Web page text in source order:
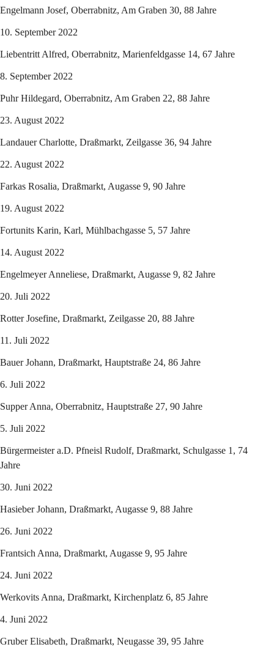
Engelmann Josef, Oberrabnitz, Am Graben 30, 88 Jahre
10. September 2022
Liebentritt Alfred, Oberrabnitz, Marienfeldgasse 14, 67 Jahre
8. September 2022
Puhr Hildegard, Oberrabnitz, Am Graben 22, 88 Jahre
23. August 2022
Landauer Charlotte, Draßmarkt, Zeilgasse 36, 94 Jahre
22. August 2022
Farkas Rosalia, Draßmarkt, Augasse 9, 90 Jahre
19. August 2022
Fortunits Karin, Karl, Mühlbachgasse 5, 57 Jahre
14. August 2022
Engelmeyer Anneliese, Draßmarkt, Augasse 9, 82 Jahre
20. Juli 2022
Rotter Josefine, Draßmarkt, Zeilgasse 20, 88 Jahre
11. Juli 2022
Bauer Johann, Draßmarkt, Hauptstraße 24, 86 Jahre
6. Juli 2022
Supper Anna, Oberrabnitz, Hauptstraße 27, 90 Jahre
5. Juli 2022
Bürgermeister a.D. Pfneisl Rudolf, Draßmarkt, Schulgasse 1, 74
Jahre
30. Juni 2022
Hasieber Johann, Draßmarkt, Augasse 9, 88 Jahre
26. Juni 2022
Frantsich Anna, Draßmarkt, Augasse 9, 95 Jahre
24. Juni 2022
Werkovits Anna, Draßmarkt, Kirchenplatz 6, 85 Jahre
4. Juni 2022
Gruber Elisabeth, Draßmarkt, Neugasse 39, 95 Jahre